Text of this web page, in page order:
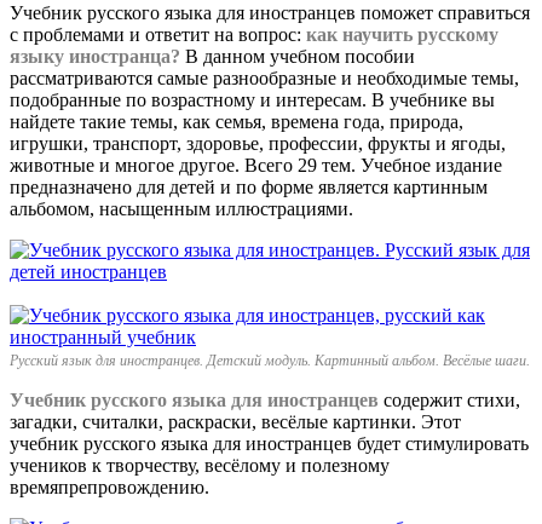
Учебник русского языка для иностранцев поможет справиться
с проблемами и ответит на вопрос: как научить русскому
языку иностранца? В данном учебном пособии
рассматриваются самые разнообразные и необходимые темы,
подобранные по возрастному и интересам. В учебнике вы
найдете такие темы, как семья, времена года, природа,
игрушки, транспорт, здоровье, профессии, фрукты и ягоды,
животные и многое другое. Всего 29 тем. Учебное издание
предназначено для детей и по форме является картинным
альбомом, насыщенным иллюстрациями.
Русский язык для иностранцев. Детский модуль. Картинный альбом. Весёлые шаги.
Учебник русского языка для иностранцев содержит стихи,
загадки, считалки, раскраски, весёлые картинки. Этот
учебник русского языка для иностранцев будет стимулировать
учеников к творчеству, весёлому и полезному
времяпрепровождению.